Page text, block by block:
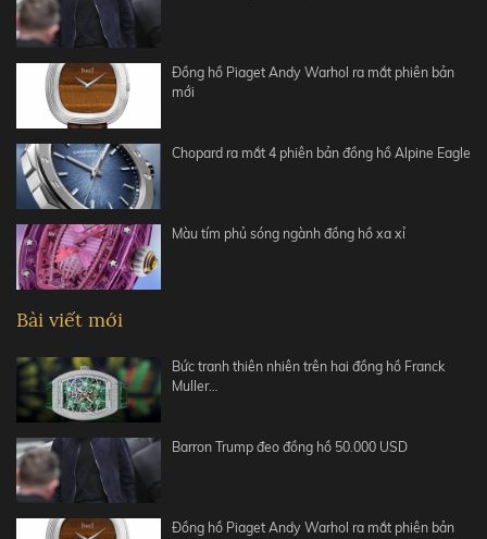
Đồng hồ Piaget Andy Warhol ra mắt phiên bản
mới
Chopard ra mắt 4 phiên bản đồng hồ Alpine Eagle
Màu tím phủ sóng ngành đồng hồ xa xỉ
Bài viết mới
Bức tranh thiên nhiên trên hai đồng hồ Franck
Muller…
Barron Trump đeo đồng hồ 50.000 USD
Đồng hồ Piaget Andy Warhol ra mắt phiên bản